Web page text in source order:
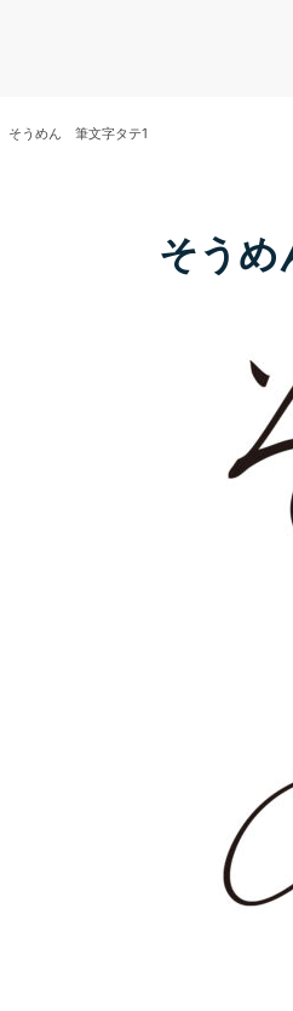
そうめん 筆文字タテ1
そう